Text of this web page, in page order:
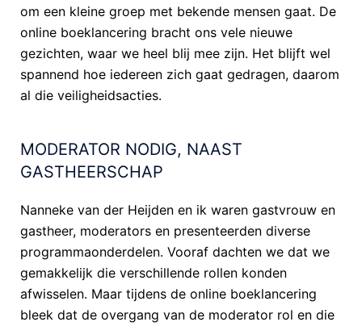
om een kleine groep met bekende mensen gaat. De
online boeklancering bracht ons vele nieuwe
gezichten, waar we heel blij mee zijn. Het blijft wel
spannend hoe iedereen zich gaat gedragen, daarom
al die veiligheidsacties.
MODERATOR NODIG, NAAST
GASTHEERSCHAP
Nanneke van der Heijden en ik waren gastvrouw en
gastheer, moderators en presenteerden diverse
programmaonderdelen. Vooraf dachten we dat we
gemakkelijk die verschillende rollen konden
afwisselen. Maar tijdens de online boeklancering
bleek dat de overgang van de moderator rol en die